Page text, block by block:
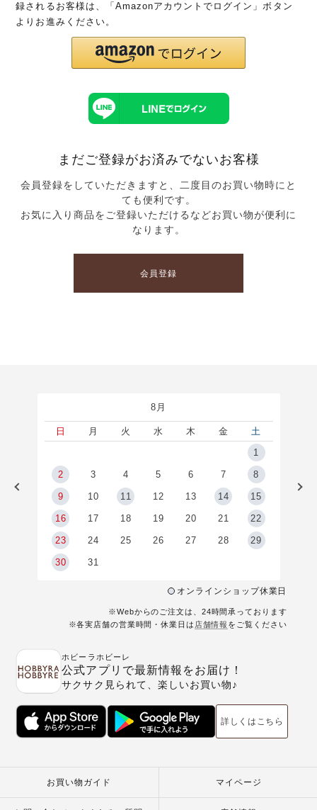
録されるお客様は、「Amazonアカウントでログイン」ボタン
よりお進みください。
まだご登録がお済みでないお客様
会員登録をしていただきますと、二度目のお買い物時にと
ても便利です。
お気に入り商品をご登録いただけるなどお買い物が便利に
なります。
会員登録
8月
日 月 火 水 木 金
土
1
2 3 4 5 6 7 8
9 10 11 12 13 14 15
16 17 18 19 20 21 22
23 24 25 26 27 28 29
30 31
オンラインショップ休業日
※Webからのご注文は、24時間承っております
※各実店舗の営業時間・休業日は 店舗情報 をご覧ください
ホビーラホビーレ
公式アプリで最新情報をお届け！
サクサク見られて、楽しいお買い物♪
詳しくはこちら
お買い物ガイド マイページ